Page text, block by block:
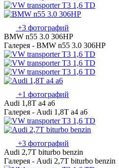
+3 фотографий
BMW n55 3.0 306HP
Галерея - BMW n55 3.0 306HP
+1 фотографий
Audi 1,8T a4 a6
Галерея - Audi 1,8T a4 a6
+3 фотографий
Audi 2,7T biturbo benzin
Галерея - Audi 2,7T biturbo benzin